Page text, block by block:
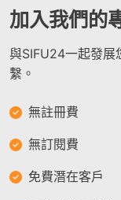
加入我們的
與SIFU24一起發展
繫。
無註冊費
無訂閱費
免費潛在客戶